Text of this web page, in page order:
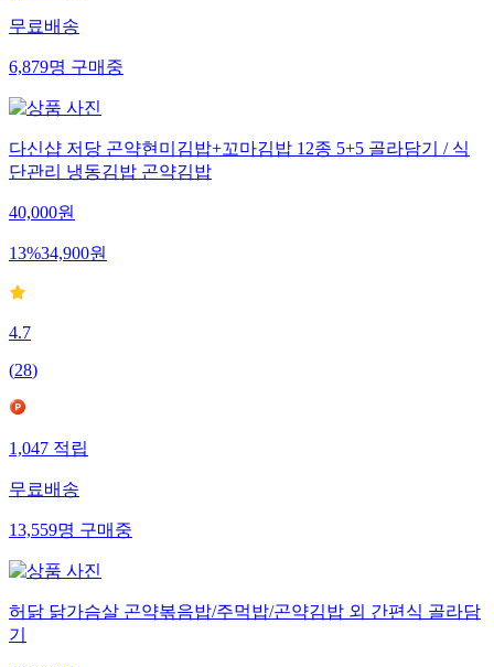
무료배송
6,879명구매중
다신샵 저당 곤약현미김밥+꼬마김밥 12종 5+5 골라담기 / 식
단관리 냉동김밥 곤약김밥
40,000원
13%34,900원
4.7
(28)
1,047적립
무료배송
13,559명구매중
허닭 닭가슴살 곤약볶음밥/주먹밥/곤약김밥 외 간편식 골라담
기